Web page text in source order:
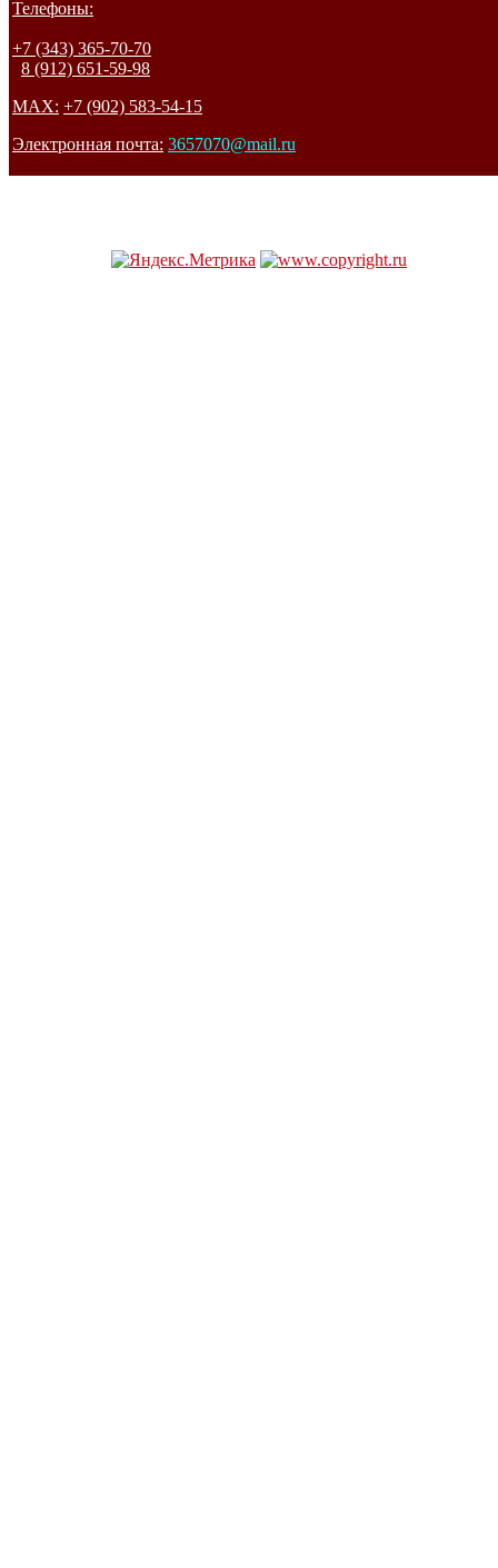
Телефоны:
+7 (343) 365-70-70
8 (912) 651-59-98
MAX: +7 (902) 583-54-15
Электронная почта: 3657070@mail.ru